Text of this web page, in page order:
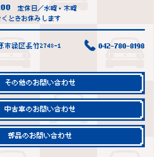
定休日／水曜・木曜
ときお休みします
市緑区長竹2748-1 042-780-8198
その他のお問い合わせ
中古車のお問い合わせ
部品のお問い合わせ